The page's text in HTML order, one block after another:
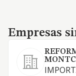
Empresas
Empresas